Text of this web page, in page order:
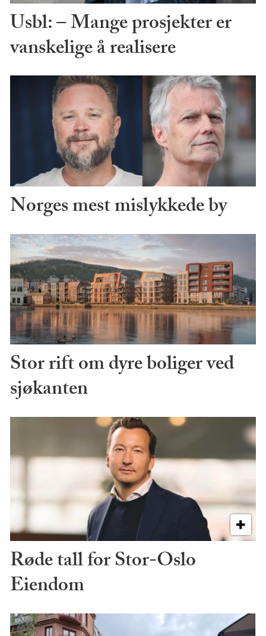
Usbl: – Mange prosjekter er
vanskelige å realisere
Norges mest mislykkede by
Stor rift om dyre boliger ved
sjøkanten
Røde tall for Stor-Oslo
Eiendom